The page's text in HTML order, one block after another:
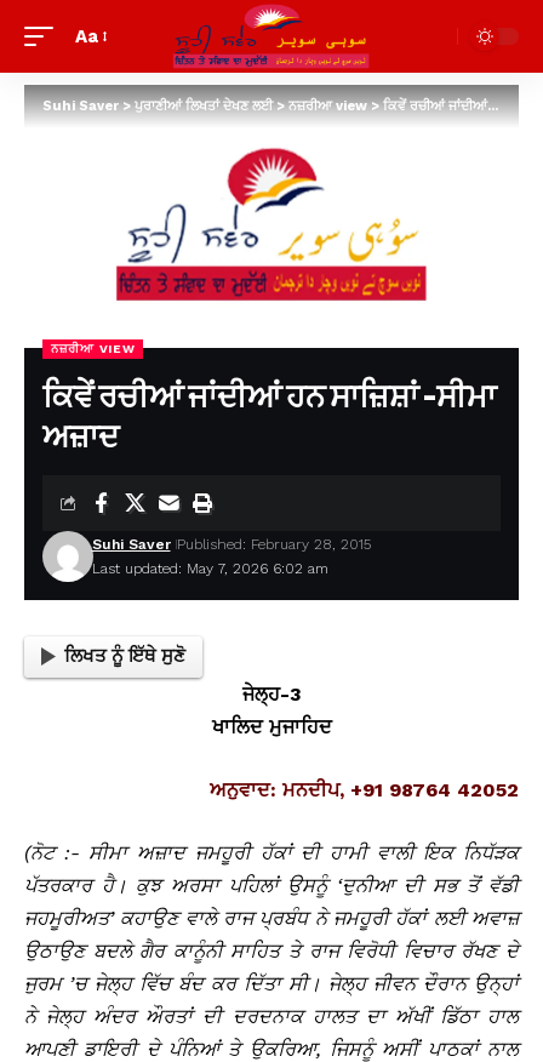
Aa
Suhi Saver>ਪੁਰਾਣੀਆਂ ਲਿਖਤਾਂ ਦੇਖਣ ਲਈ>ਨਜ਼ਰੀਆ view>ਕਿਵੇਂ ਰਚੀਆਂ ਜਾਂਦੀਆਂ ਹਨ ਸਾਜ਼ਿਸ਼ਾਂ -ਸੀਮਾ ਅਜ਼ਾਦ
ਨਜ਼ਰੀਆ VIEW
ਕਿਵੇਂ ਰਚੀਆਂ ਜਾਂਦੀਆਂ ਹਨ ਸਾਜ਼ਿਸ਼ਾਂ -ਸੀਮਾ
ਅਜ਼ਾਦ
Last updated: May 7, 2026 6:02 am
Suhi Saver Published: February 28, 2015
ਲਿਖਤ ਨੂੰ ਇੱਥੇ ਸੁਣੋ
ਜੇਲ੍ਹ-3
ਖਾਲਿਦ ਮੁਜਾਹਿਦ
ਅਨੁਵਾਦ: ਮਨਦੀਪ, +91 98764 42052
(ਨੋਟ :- ਸੀਮਾ ਅਜ਼ਾਦ ਜਮਹੂਰੀ ਹੱਕਾਂ ਦੀ ਹਾਮੀ ਵਾਲੀ ਇਕ ਨਿਧੱੜਕ
ਪੱਤਰਕਾਰ ਹੈ। ਕੁਝ ਅਰਸਾ ਪਹਿਲਾਂ ਉਸਨੂੰ ‘ਦੁਨੀਆ ਦੀ ਸਭ ਤੋਂ ਵੱਡੀ
ਜਹਮੂਰੀਅਤ’ ਕਹਾਉਣ ਵਾਲੇ ਰਾਜ ਪ੍ਰਬੰਧ ਨੇ ਜਮਹੂਰੀ ਹੱਕਾਂ ਲਈ ਅਵਾਜ਼
ਉਠਾਉਣ ਬਦਲੇ ਗੈਰ ਕਾਨੂੰਨੀ ਸਾਹਿਤ ਤੇ ਰਾਜ ਵਿਰੋਧੀ ਵਿਚਾਰ ਰੱਖਣ ਦੇ
ਜੁਰਮ ’ਚ ਜੇਲ੍ਹ ਵਿੱਚ ਬੰਦ ਕਰ ਦਿੱਤਾ ਸੀ। ਜੇਲ੍ਹ ਜੀਵਨ ਦੌਰਾਨ ਉਨ੍ਹਾਂ
ਨੇ ਜੇਲ੍ਹ ਅੰਦਰ ਔਰਤਾਂ ਦੀ ਦਰਦਨਾਕ ਹਾਲਤ ਦਾ ਅੱਖੀਂ ਡਿੱਠਾ ਹਾਲ
ਆਪਣੀ ਡਾਇਰੀ ਦੇ ਪੰਨਿਆਂ ਤੇ ਉਕਰਿਆ, ਜਿਸਨੂੰ ਅਸੀਂ ਪਾਠਕਾਂ ਨਾਲ